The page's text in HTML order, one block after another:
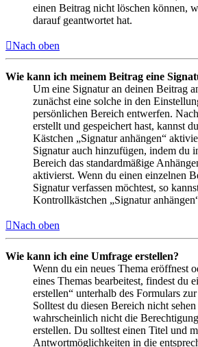
einen Beitrag nicht löschen können,
darauf geantwortet hat.
Nach oben
Wie kann ich meinem Beitrag eine
Um eine Signatur an deinen Beitrag
zunächst eine solche in den
persönlichen Bereich entwerfen.
erstellt und gespeichert hast, kannst
Kästchen „Signatur anhängen“
Signatur auch hinzufügen, indem du
Bereich das standardmäßige
aktivierst. Wenn du einen einzelnen
Signatur verfassen möchtest, so
Kontrollkästchen „Signatur
Nach oben
Wie kann ich eine Umfrage erstellen?
Wenn du ein neues Thema eröffnest
eines Themas bearbeitest, findest du
erstellen“ unterhalb des Formulars
Solltest du diesen Bereich nicht
wahrscheinlich nicht die
erstellen. Du solltest einen Titel und
Antwortmöglichkeiten in die